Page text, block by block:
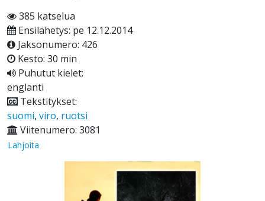
385 katselua
Ensilähetys: pe 12.12.2014
Jaksonumero: 426
Kesto: 30 min
Puhutut kielet:
englanti
Tekstitykset:
suomi, viro, ruotsi
Viitenumero: 3081
Lahjoita